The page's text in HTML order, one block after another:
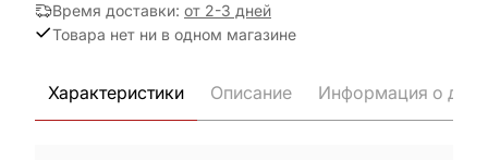
Время доставки: от 2-3 дней
Товара нет ни в одном магазине
Характеристики Описание Информация о